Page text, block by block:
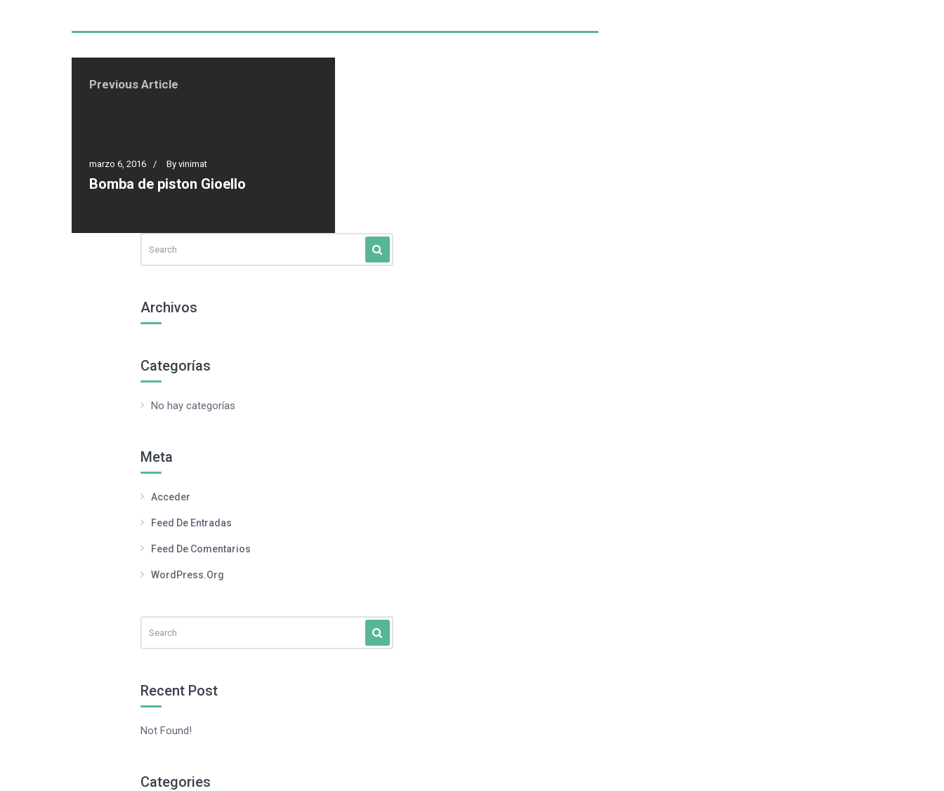
Previous Article
marzo 6, 2016 By vinimat
Bomba de piston Gioello
Archivos
Categorías
No hay categorías
Meta
Acceder
Feed De Entradas
Feed De Comentarios
WordPress.org
Recent Post
Not Found!
Categories